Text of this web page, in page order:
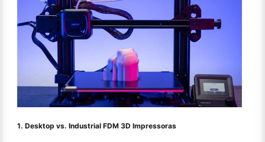
1. Desktop vs. Industrial FDM 3D Impressoras